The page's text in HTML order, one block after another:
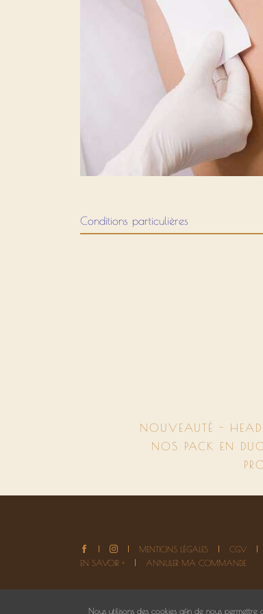
Nous utilisons des cookies afin de nous
Conditions particulières
NOUVEAUTÉ - HEAD
NOS PACK EN
MENTIONS LÉGALES CGV
EN SAVOIR +
ANNULER MA COMMANDE